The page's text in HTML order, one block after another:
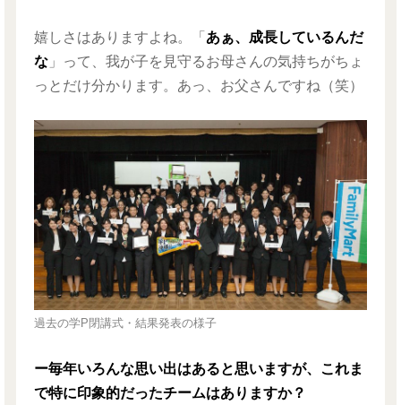
嬉しさはありますよね。「 あぁ、成長しているんだ
な 」って、我が子を見守るお母さんの気持ちがちょ
っとだけ分かります。あっ、お父さんですね（笑）
過去の学P閉講式・結果発表の様子
ー毎年いろんな思い出はあると思いますが、これま
で特に印象的だったチームはありますか？